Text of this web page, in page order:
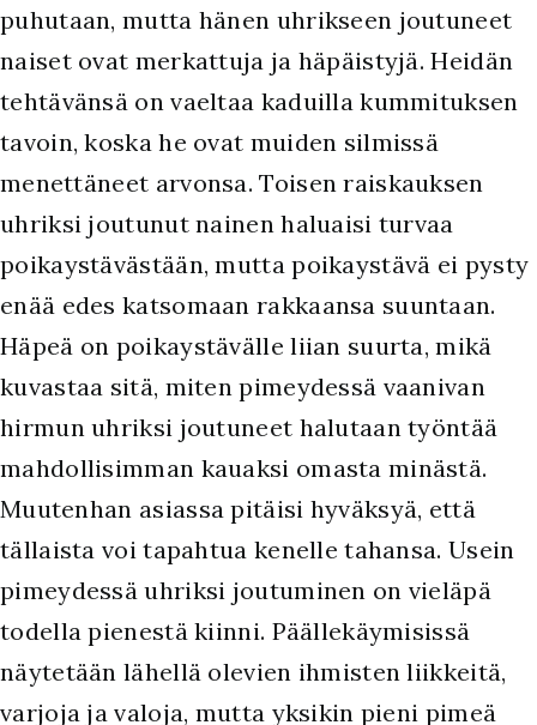
puhutaan, mutta hänen uhrikseen joutuneet
naiset ovat merkattuja ja häpäistyjä. Heidän
tehtävänsä on vaeltaa kaduilla kummituksen
tavoin, koska he ovat muiden silmissä
menettäneet arvonsa. Toisen raiskauksen
uhriksi joutunut nainen haluaisi turvaa
poikaystävästään, mutta poikaystävä ei pysty
enää edes katsomaan rakkaansa suuntaan.
Häpeä on poikaystävälle liian suurta, mikä
kuvastaa sitä, miten pimeydessä vaanivan
hirmun uhriksi joutuneet halutaan työntää
mahdollisimman kauaksi omasta minästä.
Muutenhan asiassa pitäisi hyväksyä, että
tällaista voi tapahtua kenelle tahansa. Usein
pimeydessä uhriksi joutuminen on vieläpä
todella pienestä kiinni. Päällekäymisissä
näytetään lähellä olevien ihmisten liikkeitä,
varjoja ja valoja, mutta yksikin pieni pimeä